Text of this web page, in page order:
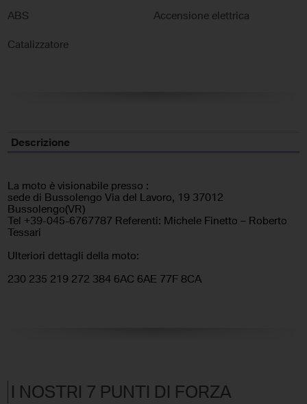
ABS Accensione elettrica
Catalizzatore
Descrizione
La moto è visionabile presso :
sede di Bussolengo Via del Lavoro, 19 37012
Bussolengo(VR)
Tel +39-045-6767787 Referenti: Michele Finetto – Roberto
Tessari
Ulteriori dettagli della moto:
230 235 219 272 384 6AC 6AE 77F 8CA
I NOSTRI 7 PUNTI DI FORZA